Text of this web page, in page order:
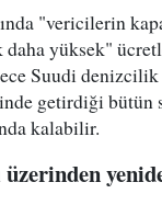
"vericilerin
yüksek"
Suudi
getirdiği bütün
kalabilir.
üzerinden